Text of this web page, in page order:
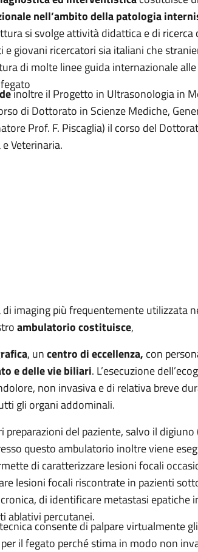
nell’ambito della patologia
si svolge attività didattica e di
giovani ricercatori sia italiani che
di molte linee guida internazionale
inoltre il Progetto in Ultrasonologia in
di Dottorato in Scienze Mediche,
Prof. F. Piscaglia) il corso del
e Veterinaria.
imaging più frequentemente utilizzata
ambulatorio costituisce,
, uncentro di eccellenza, con
e delle vie biliari. L’esecuzione
non invasiva e di relativa breve
gli organi addominali.
del paziente, salvo il
questo ambulatorio inoltre viene
di caratterizzare lesioni focali
lesioni focali riscontrate in pazienti
di identificare metastasi epatiche
ablativi percutanei.
consente di palpare virtualmente
il fegato perché stima in modo non